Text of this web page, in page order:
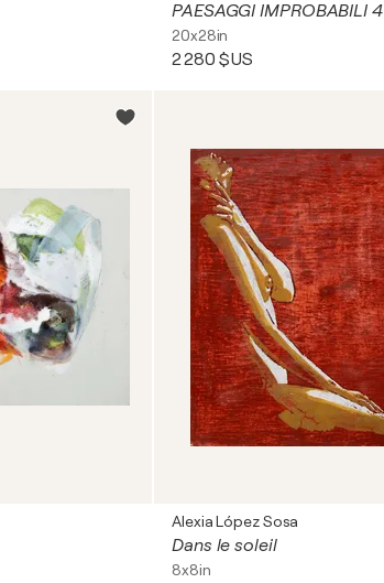
PAESAGGI IMPROBABILI 4
20x28in
2 280 $US
Alexia López Sosa
Dans le soleil
8x8in